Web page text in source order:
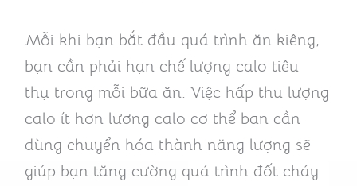
Mỗi khi bạn bắt đầu quá trình ăn kiêng,
bạn cần phải hạn chế lượng calo tiêu
thụ trong mỗi bữa ăn. Việc hấp thu lượng
calo ít hơn lượng calo cơ thể bạn cần
dùng chuyển hóa thành năng lượng sẽ
giúp bạn tăng cường quá trình đốt cháy